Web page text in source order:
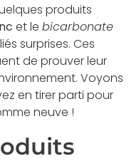
produits
et le bicarbonate
surprises. Ces
de prouver leur
Voyons
en tirer parti pour
neuve !